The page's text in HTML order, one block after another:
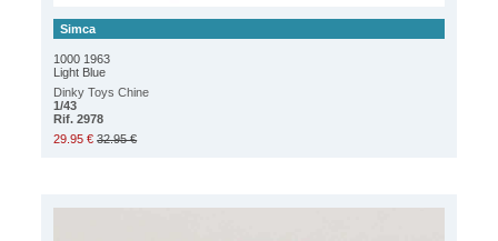
Simca
1000 1963
Light Blue
Dinky Toys Chine
1/43
Rif. 2978
29.95 € 32.95 €